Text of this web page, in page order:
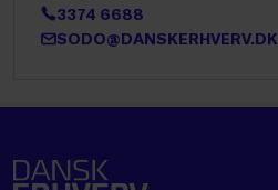
3374 6688
SODO@DANSKERHVERV.DK